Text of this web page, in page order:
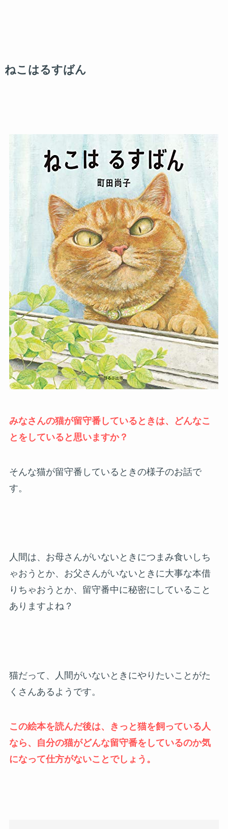
ねこはるすばん
みなさんの猫が留守番しているときは、どんなこ
とをしていると思いますか？
そんな猫が留守番しているときの様子のお話で
す。
人間は、お母さんがいないときにつまみ食いしち
ゃおうとか、お父さんがいないときに大事な本借
りちゃおうとか、留守番中に秘密にしていること
ありますよね？
猫だって、人間がいないときにやりたいことがた
くさんあるようです。
この絵本を読んだ後は、きっと猫を飼っている人
なら、自分の猫がどんな留守番をしているのか気
になって仕方がないことでしょう。